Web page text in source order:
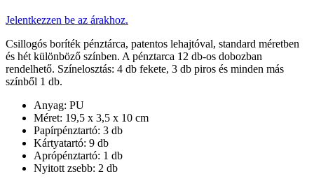
Jelentkezzen be az árakhoz.
Csillogós boríték pénztárca, patentos lehajtóval, standard méretben
és hét különböző színben. A pénztarca 12 db-os dobozban
rendelhető. Színelosztás: 4 db fekete, 3 db piros és minden más
színből 1 db.
Anyag: PU
Méret: 19,5 x 3,5 x 10 cm
Papírpénztartó: 3 db
Kártyatartó: 9 db
Aprópénztartó: 1 db
Nyitott zsebb: 2 db